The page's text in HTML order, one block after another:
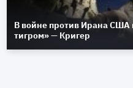
В войне против Ирана
тигром» — Кригер